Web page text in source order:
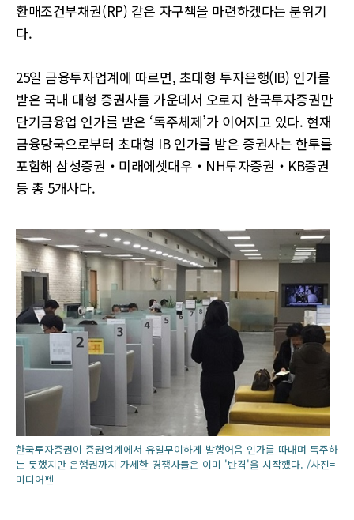
환매조건부채권(RP) 같은 자구책을 마련하겠다는 분위기
다.
25일 금융투자업계에 따르면, 초대형 투자은행(IB) 인가를
받은 국내 대형 증권사들 가운데서 오로지 한국투자증권만
단기금융업 인가를 받은 ‘독주체제’가 이어지고 있다. 현재
금융당국으로부터 초대형 IB 인가를 받은 증권사는 한투를
포함해 삼성증권‧미래에셋대우‧NH투자증권‧KB증권
등 총 5개사다.
한국투자증권이 증권업계에서 유일무이하게 발행어음 인가를 따내며 독주하
는 듯했지만 은행권까지 가세한 경쟁사들은 이미 '반격'을 시작했다. /사진=
미디어펜